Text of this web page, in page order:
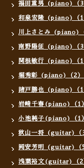
福田重男 (piano)（3
和泉宏隆 (piano)（1
川上さとみ (piano)
南野陽征 (piano)（3
関根敏行 (piano)（1
堀秀彰 (piano)（2）
諸戸勝也 (piano)（1
岩崎千春(piano)（1
小池純子(piano)（1
秋山一将 (guitar)（3
岡安芳明 (guitar)（5
浅葉裕文(guitar)（2